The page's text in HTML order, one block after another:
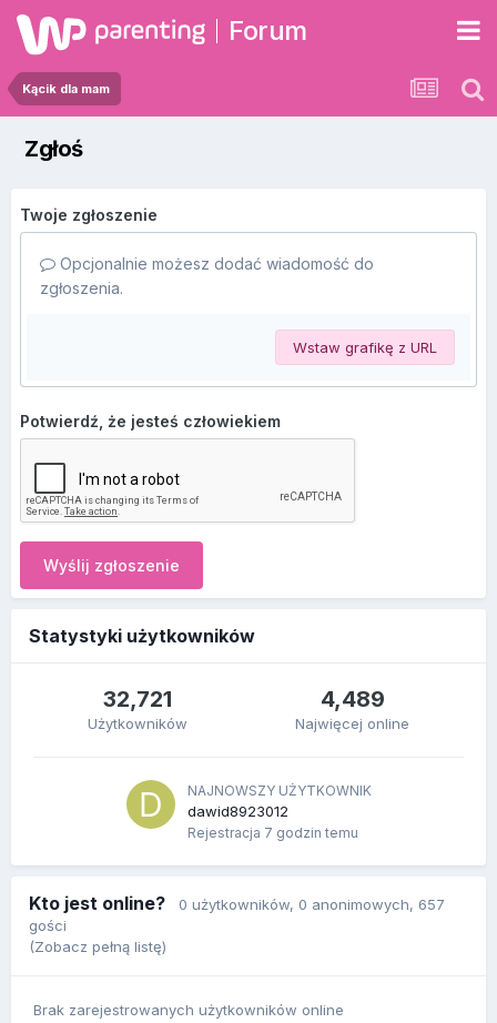
Forum
Kącik dla mam
Zgłoś
Twoje zgłoszenie
Opcjonalnie możesz dodać wiadomość do
zgłoszenia.
Wstaw grafikę z URL
Potwierdź, że jesteś człowiekiem
Wyślij zgłoszenie
Statystyki użytkowników
32,721
Użytkowników
4,489
Najwięcej online
NAJNOWSZY UŻYTKOWNIK
dawid8923012
Rejestracja 7 godzin temu
Kto jest online? 0 użytkowników, 0 anonimowych, 657
gości
(Zobacz pełną listę)
Brak zarejestrowanych użytkowników online